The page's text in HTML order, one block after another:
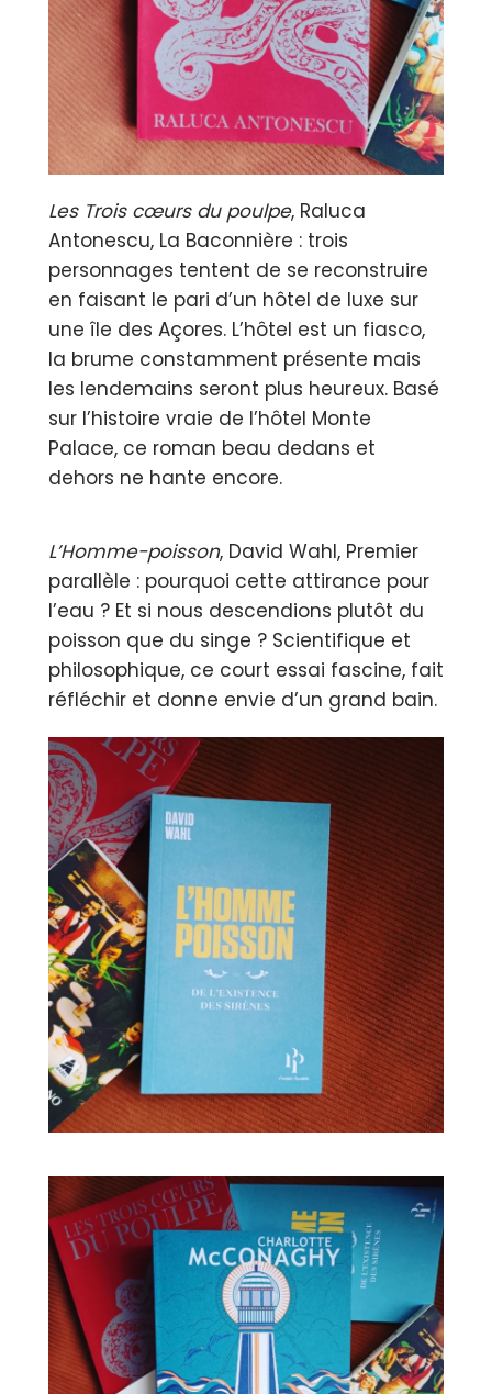
Les Trois cœurs du poulpe, Raluca
Antonescu, La Baconnière : trois
personnages tentent de se reconstruire
en faisant le pari d’un hôtel de luxe sur
une île des Açores. L’hôtel est un fiasco,
la brume constamment présente mais
les lendemains seront plus heureux. Basé
sur l’histoire vraie de l’hôtel Monte
Palace, ce roman beau dedans et
dehors ne hante encore.
L’Homme-poisson, David Wahl, Premier
parallèle : pourquoi cette attirance pour
l’eau ? Et si nous descendions plutôt du
poisson que du singe ? Scientifique et
philosophique, ce court essai fascine, fait
réfléchir et donne envie d’un grand bain.